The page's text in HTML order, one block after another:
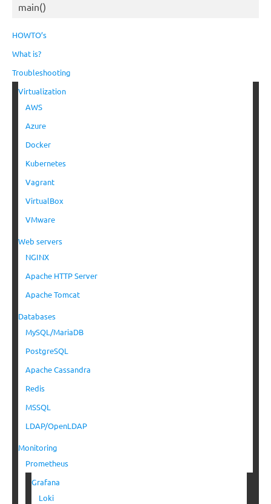
main()
HOWTO’s
What is?
Troubleshooting
Virtualization
AWS
Azure
Docker
Kubernetes
Vagrant
VirtualBox
VMware
Web servers
NGINX
Apache HTTP Server
Apache Tomcat
Databases
MySQL/MariaDB
PostgreSQL
Apache Cassandra
Redis
MSSQL
LDAP/OpenLDAP
Monitoring
Prometheus
Grafana
Loki